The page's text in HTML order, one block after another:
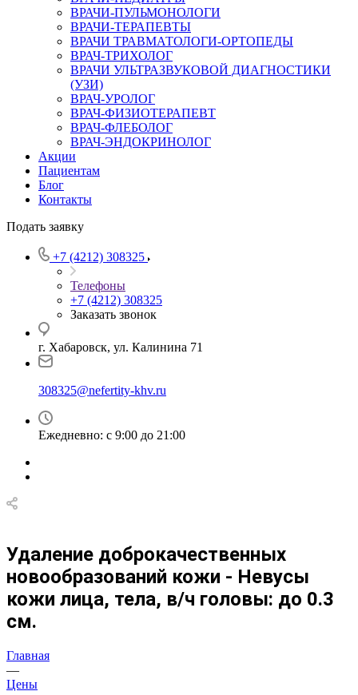
ВРАЧИ-ПУЛЬМОНОЛОГИ
ВРАЧИ-ТЕРАПЕВТЫ
ВРАЧИ ТРАВМАТОЛОГИ-ОРТОПЕДЫ
ВРАЧ-ТРИХОЛОГ
ВРАЧИ УЛЬТРАЗВУКОВОЙ ДИАГНОСТИКИ
(УЗИ)
ВРАЧ-УРОЛОГ
ВРАЧ-ФИЗИОТЕРАПЕВТ
ВРАЧ-ФЛЕБОЛОГ
ВРАЧ-ЭНДОКРИНОЛОГ
Акции
Пациентам
Блог
Контакты
Подать заявку
+7 (4212) 308325
Телефоны
+7 (4212) 308325
Заказать звонок
г. Хабаровск, ул. Калинина 71
308325@nefertity-khv.ru
Ежедневно: с 9:00 до 21:00
Удаление доброкачественных
новообразований кожи - Невусы
кожи лица, тела, в/ч головы: до 0.3
см.
Главная
—
Цены